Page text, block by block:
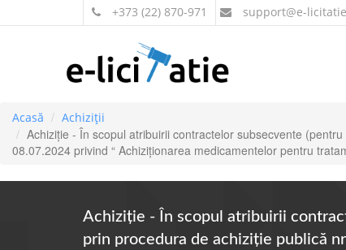
+373 (22) 870-971 support@e-
Acasă Achiziții
Achiziție - În scopul atribuirii contractelor subsecvente
08.07.2024 privind “ Achiziţionarea medicamentelor pentru
Achiziție - În scopul atribuirii
prin procedura de achiziție publică